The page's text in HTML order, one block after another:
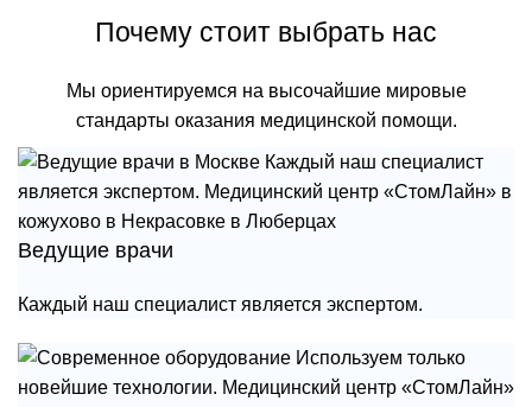
Почему стоит выбрать нас
Мы ориентируемся на высочайшие мировые
стандарты оказания медицинской помощи.
Ведущие врачи
Каждый наш специалист является экспертом.